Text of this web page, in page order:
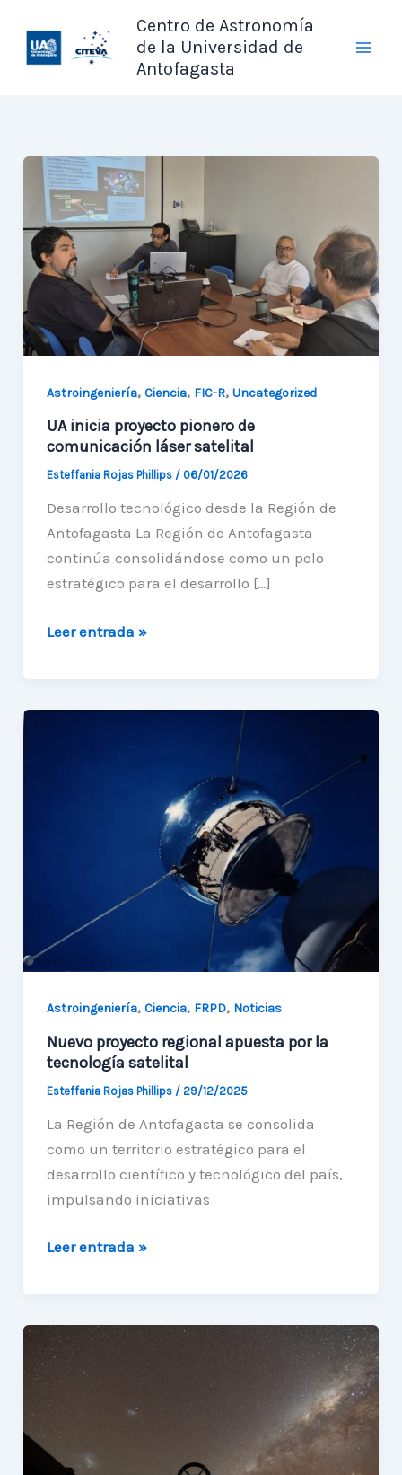
contenido
Centro de Astronomía
de la Universidad de
Antofagasta
Astroingeniería, Ciencia, FIC-R, Uncategorized
UA inicia proyecto pionero de
comunicación láser satelital
Esteffania Rojas Phillips / 06/01/2026
Desarrollo tecnológico desde la Región de
Antofagasta La Región de Antofagasta
continúa consolidándose como un polo
estratégico para el desarrollo […]
UA
pionero
Leer entrada »
Astroingeniería, Ciencia, FRPD, Noticias
Nuevo proyecto regional apuesta por la
tecnología satelital
Esteffania Rojas Phillips / 29/12/2025
La Región de Antofagasta se consolida
como un territorio estratégico para el
desarrollo científico y tecnológico del país,
impulsando iniciativas
Nuevo
apuesta
por
Leer entrada »